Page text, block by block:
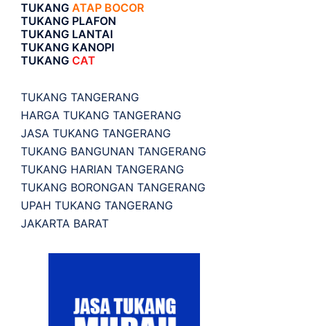
TUKANG ATAP BOCOR
TUKANG PLAFON
TUKANG LANTAI
TUKANG KANOPI
TUKANG CAT
TUKANG TANGERANG
HARGA TUKANG TANGERANG
JASA TUKANG TANGERANG
TUKANG BANGUNAN TANGERANG
TUKANG HARIAN TANGERANG
TUKANG BORONGAN TANGERANG
UPAH TUKANG TANGERANG
JAKARTA BARAT